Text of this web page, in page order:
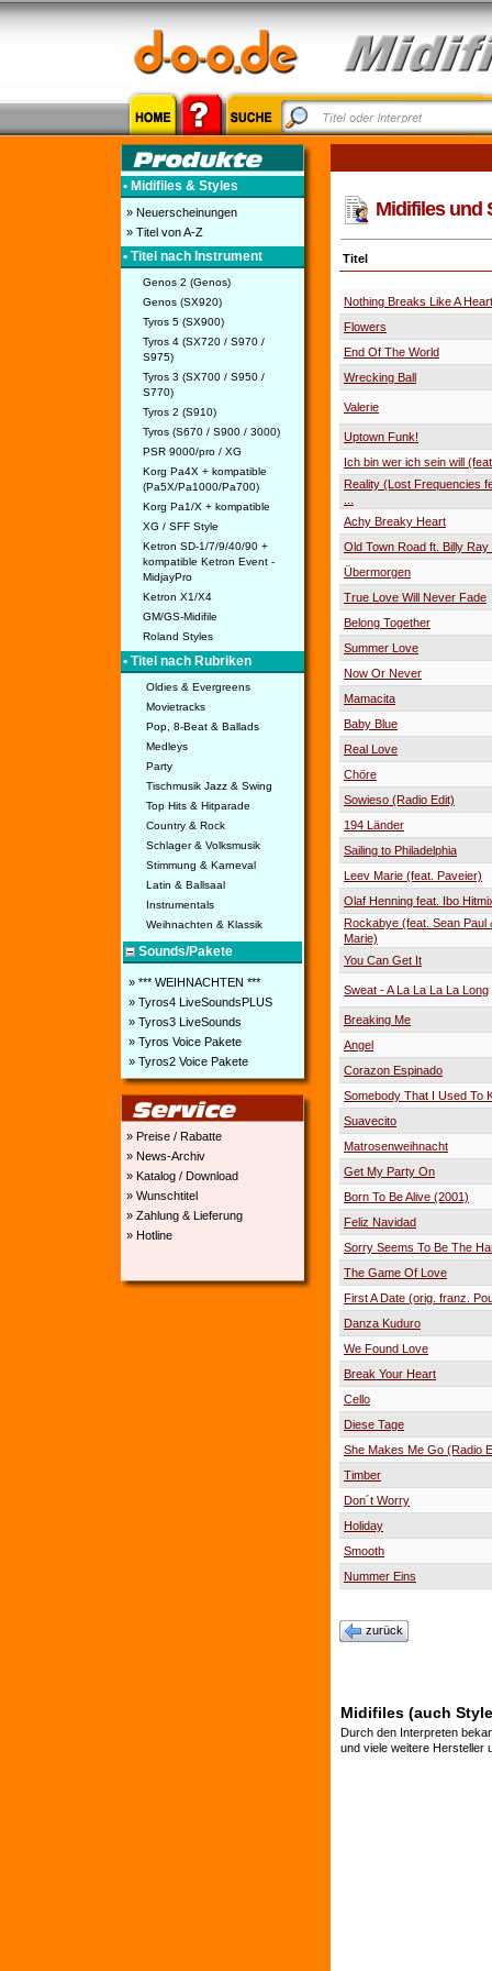
• Midifiles & Styles
» Neuerscheinungen
» Titel von A-Z
• Titel nach Instrument
Genos 2 (Genos)
Genos (SX920)
Tyros 5 (SX900)
Tyros 4 (SX720 / S970 /
S975)
Tyros 3 (SX700 / S950 /
S770)
Tyros 2 (S910)
Tyros (S670 / S900 / 3000)
PSR 9000/pro / XG
Korg Pa4X + kompatible
(Pa5X/Pa1000/Pa700)
Korg Pa1/X + kompatible
XG / SFF Style
Ketron SD-1/7/9/40/90 +
kompatible Ketron Event -
MidjayPro
Ketron X1/X4
GM/GS-Midifile
Roland Styles
• Titel nach Rubriken
Oldies & Evergreens
Movietracks
Pop, 8-Beat & Ballads
Medleys
Party
Tischmusik Jazz & Swing
Top Hits & Hitparade
Country & Rock
Schlager & Volksmusik
Stimmung & Karneval
Latin & Ballsaal
Instrumentals
Weihnachten & Klassik
Sounds/Pakete
» *** WEIHNACHTEN ***
» Tyros4 LiveSoundsPLUS
» Tyros3 LiveSounds
» Tyros Voice Pakete
» Tyros2 Voice Pakete
» Preise / Rabatte
» News-Archiv
» Katalog / Download
» Wunschtitel
» Zahlung & Lieferung
» Hotline
Midifiles und
Titel
Nothing Breaks Like A Heart
Flowers
End Of The World
Wrecking Ball
Valerie
Uptown Funk!
Ich bin wer ich sein will
Reality (Lost Frequencies
Achy Breaky Heart
Old Town Road ft. Billy
Übermorgen
True Love Will Never Fade
Belong Together
Summer Love
Now Or Never
Mamacita
Baby Blue
Real Love
Chöre
Sowieso (Radio Edit)
194 Länder
Sailing to Philadelphia
Leev Marie (feat. Paveier)
Olaf Henning feat. Ibo
Rockabye (feat. Sean Paul
Marie)
You Can Get It
Sweat - A La La La La Long
Breaking Me
Angel
Corazon Espinado
Somebody That I Used To
Suavecito
Matrosenweihnacht
Get My Party On
Born To Be Alive (2001)
Feliz Navidad
Sorry Seems To Be The
The Game Of Love
First A Date (orig. franz.
Danza Kuduro
We Found Love
Break Your Heart
Cello
Diese Tage
She Makes Me Go (Radio
Timber
Don´t Worry
Holiday
Smooth
Nummer Eins
zurück
Midifiles (auch
Durch den Interpreten
und viele weitere Hersteller